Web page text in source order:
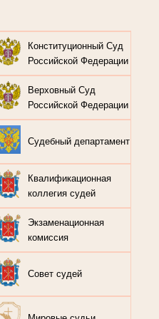
Конституционный Суд
Российской Федерации
Верховный Суд
Российской Федерации
Судебный департамент
Квалификационная
коллегия судей
Экзаменационная
комиссия
Совет судей